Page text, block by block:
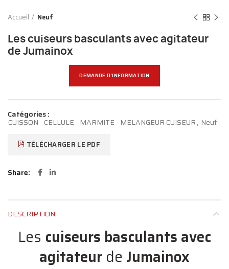
Accueil Neuf
Les cuiseurs basculants avec agitateur
de Jumainox
DEMANDE D'INFORMATION
Catégories :
CUISSON - CELLULE - MARMITE - MELANGEUR CUISEUR, Neuf
TÉLÉCHARGER LE PDF
Share
DESCRIPTION
Les cuiseurs basculants avec
agitateur de Jumainox